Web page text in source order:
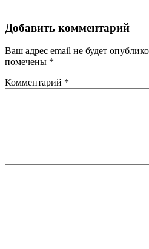
Добавить комментарий
Ваш адрес email не будет
помечены *
Комментарий *